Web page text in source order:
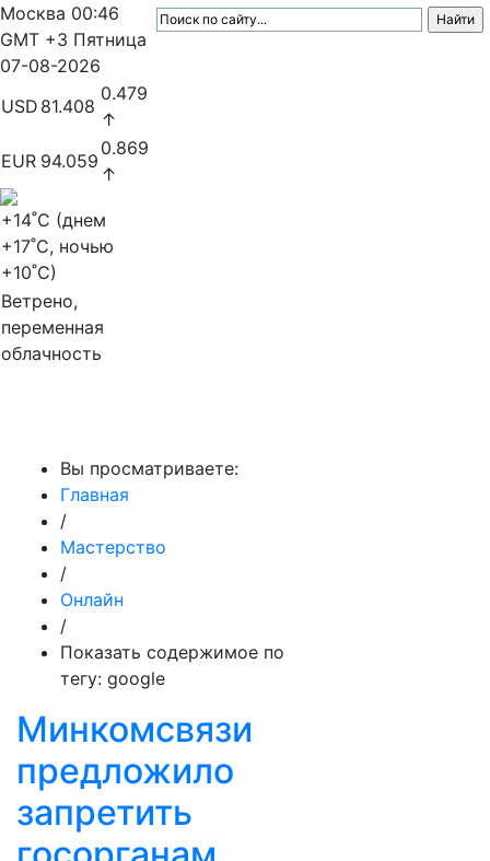
Москва 00:46
GMT +3 Пятница
07-08-2026
USD 81.408
0.479
↑
EUR 94.059
0.869
↑
+14˚C (днем
+17˚C, ночью
+10˚C)
Ветрено,
переменная
облачность
Вы просматриваете:
Главная
/
Мастерство
/
Онлайн
/
Показать содержимое по
тегу: google
Минкомсвязи
предложило
запретить